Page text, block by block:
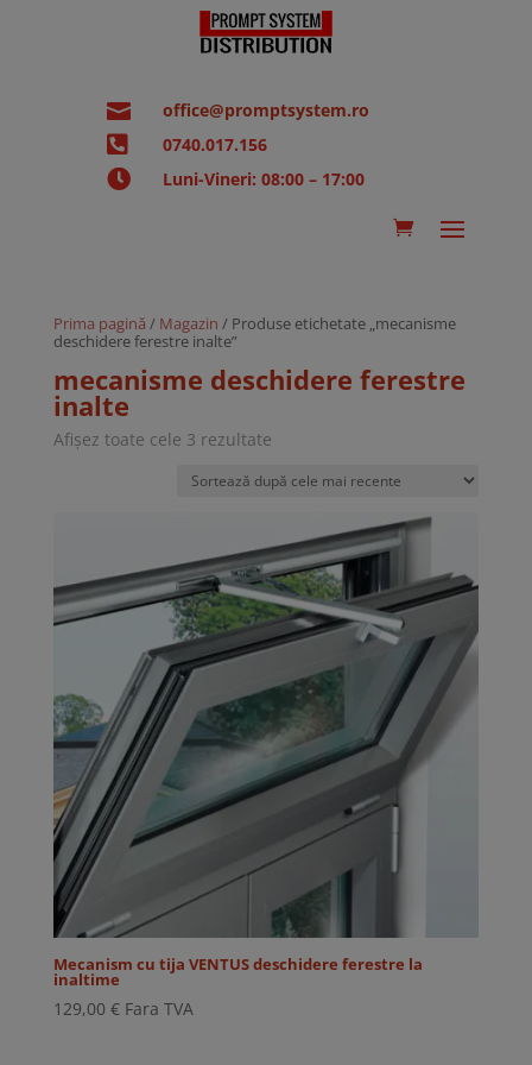
 office@promptsystem.ro
 0740.017.156
 Luni-Vineri: 08:00 – 17:00
Prima pagină / Magazin / Produse etichetate „mecanisme
deschidere ferestre inalte”
mecanisme deschidere ferestre
inalte
Afișez toate cele 3 rezultateSortat
cele
mai
Mecanism cu tija VENTUS deschidere ferestre la
inaltime
129,00 € Fara TVA